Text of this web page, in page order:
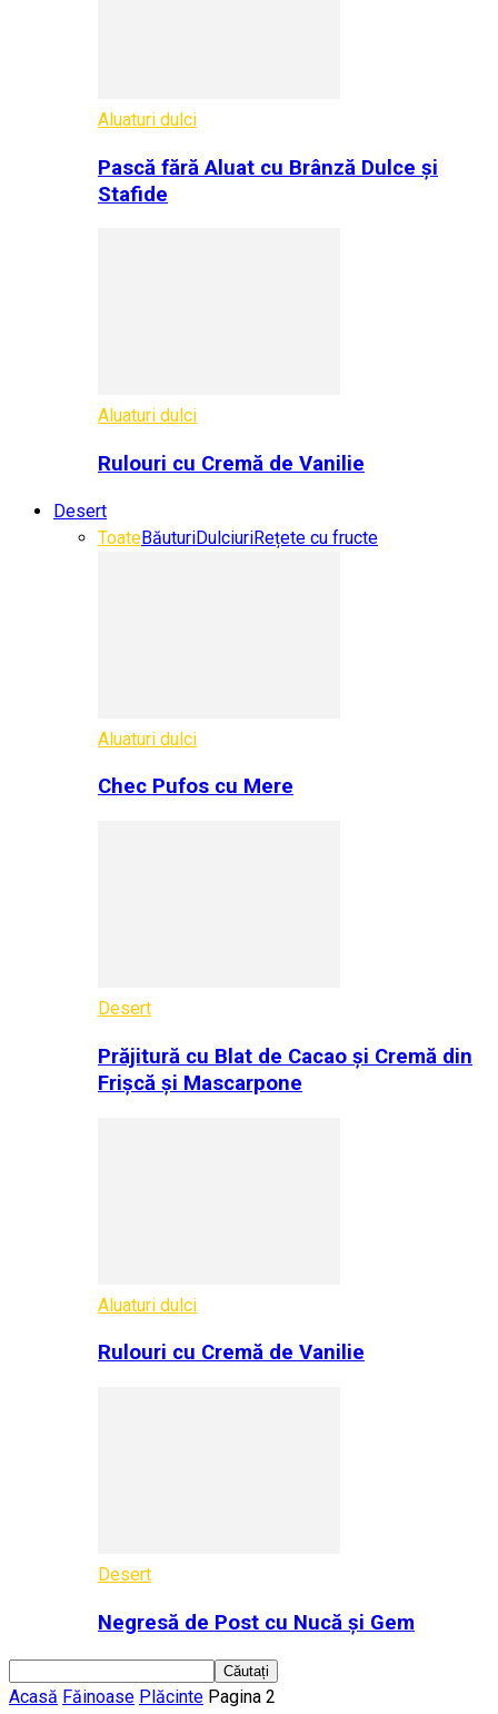
Aluaturi dulci
Pască fără Aluat cu Brânză Dulce și
Stafide
Aluaturi dulci
Rulouri cu Cremă de Vanilie
Desert
ToateBăuturiDulciuriRețete cu fructe
Aluaturi dulci
Chec Pufos cu Mere
Desert
Prăjitură cu Blat de Cacao și Cremă din
Frișcă și Mascarpone
Aluaturi dulci
Rulouri cu Cremă de Vanilie
Desert
Negresă de Post cu Nucă și Gem
Acasă Făinoase Plăcinte Pagina 2